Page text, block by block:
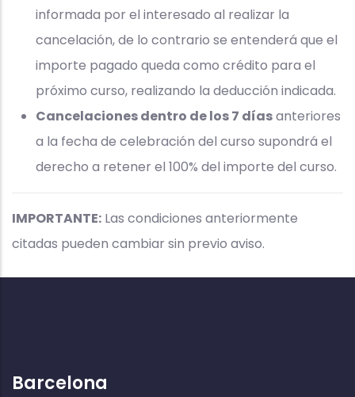
informada por el interesado al realizar la
cancelación, de lo contrario se entenderá que el
importe pagado queda como crédito para el
próximo curso, realizando la deducción indicada.
Cancelaciones dentro de los 7 díasanteriores
a la fecha de celebración del curso supondrá el
derecho a retener el 100% del importe del curso.
IMPORTANTE: Las condiciones anteriormente
citadas pueden cambiar sin previo aviso.
Barcelona